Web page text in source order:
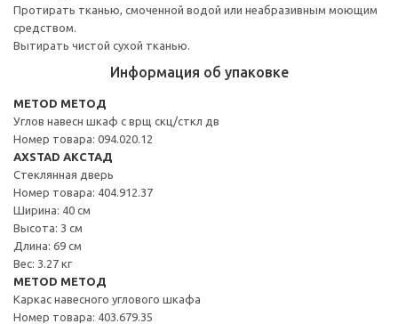
Протирать тканью, смоченной водой или неабразивным моющим
средством.
Вытирать чистой сухой тканью.
Информация об упаковке
METOD МЕТОД
Углов навесн шкаф с врщ скц/сткл дв
Номер товара: 094.020.12
AXSTAD АКСТАД
Стеклянная дверь
Номер товара: 404.912.37
Ширина: 40 см
Высота: 3 см
Длина: 69 см
Вес: 3.27 кг
METOD МЕТОД
Каркас навесного углового шкафа
Номер товара: 403.679.35